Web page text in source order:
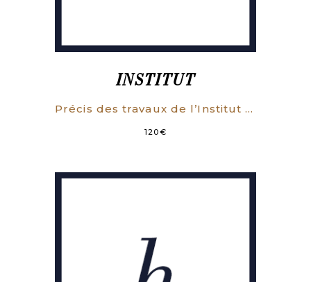
INSTITUT
Précis des travaux de l’Institut de jurisprudence et d’économie politique.
120€